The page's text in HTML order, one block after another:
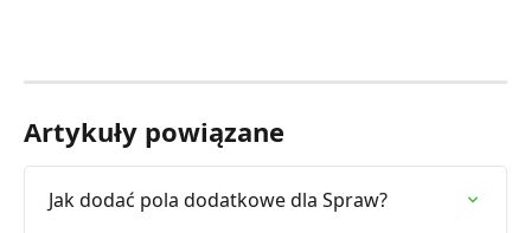
Artykuły powiązane
Jak dodać pola dodatkowe dla Spraw?